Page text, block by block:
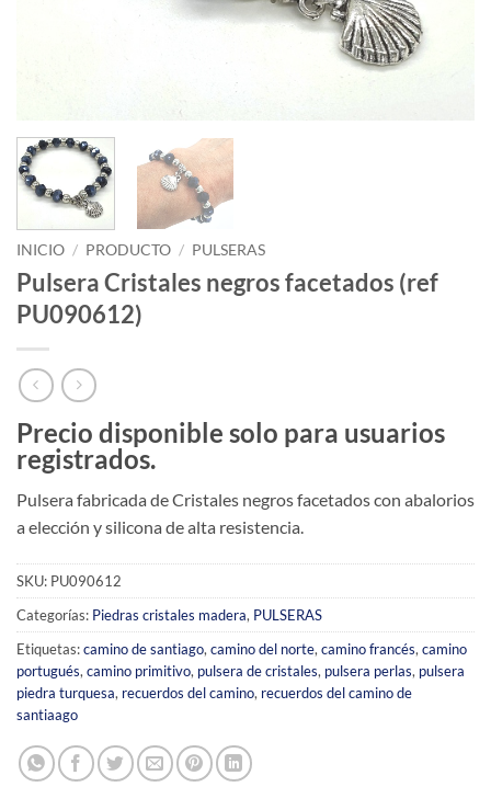
INICIO / PRODUCTO / PULSERAS
Pulsera Cristales negros facetados (ref
PU090612)
Precio disponible solo para usuarios
registrados.
Pulsera fabricada de Cristales negros facetados con abalorios
a elección y silicona de alta resistencia.
SKU: PU090612
Categorías: Piedras cristales madera, PULSERAS
Etiquetas:camino de santiago, camino del norte, camino francés, camino
portugués, camino primitivo, pulsera de cristales, pulsera perlas, pulsera
piedra turquesa, recuerdos del camino, recuerdos del camino de
santiaago